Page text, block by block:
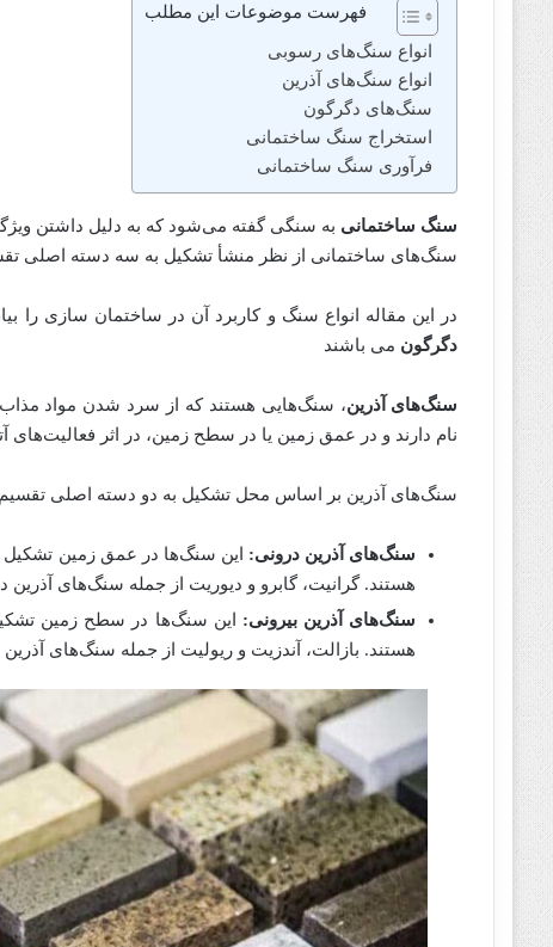
فهرست موضوعات این مطلب
انواع سنگ‌های رسوبی
انواع سنگ‌های آذرین
سنگ‌های دگرگون
استخراج سنگ ساختمانی
فرآوری سنگ ساختمانی
سنگ ساختمانی به سنگی گفته می‌شود که به دلیل داشتن
سنگ‌های ساختمانی از نظر منشأ تشکیل به سه دسته اصلی
در این مقاله انواع سنگ و کاربرد آن در ساختمان سازی را
دگرگون می باشند
سنگ‌های آذرین، سنگ‌هایی هستند که از سرد شدن مواد مذاب
نام دارند و در عمق زمین یا در سطح زمین، در اثر
سنگ‌های آذرین بر اساس محل تشکیل به دو دسته اصلی
سنگ‌های آذرین درونی:
این سنگ‌ها در عمق زمین
هستند. گرانیت، گابرو و دیوریت از جمله سنگ‌های آذرین
سنگ‌های آذرین بیرونی:
این سنگ‌ها در سطح زمین
هستند. بازالت، آندزیت و ریولیت از جمله سنگ‌های آذرین